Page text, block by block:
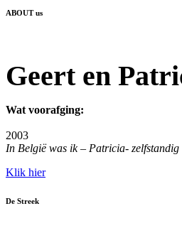
ABOUT us
Geert en
Wat voorafging:
2003
In België was ik – Patricia-
Klik hier
De Streek